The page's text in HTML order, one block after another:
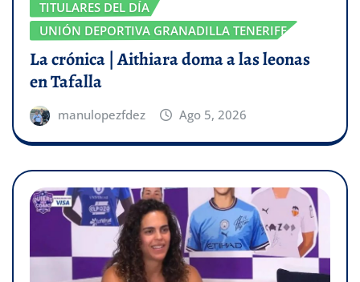
TITULARES DEL DÍA
UNIÓN DEPORTIVA GRANADILLA TENERIFE
La crónica | Aithiara doma a las leonas
en Tafalla
manulopezfdez Ago 5, 2026